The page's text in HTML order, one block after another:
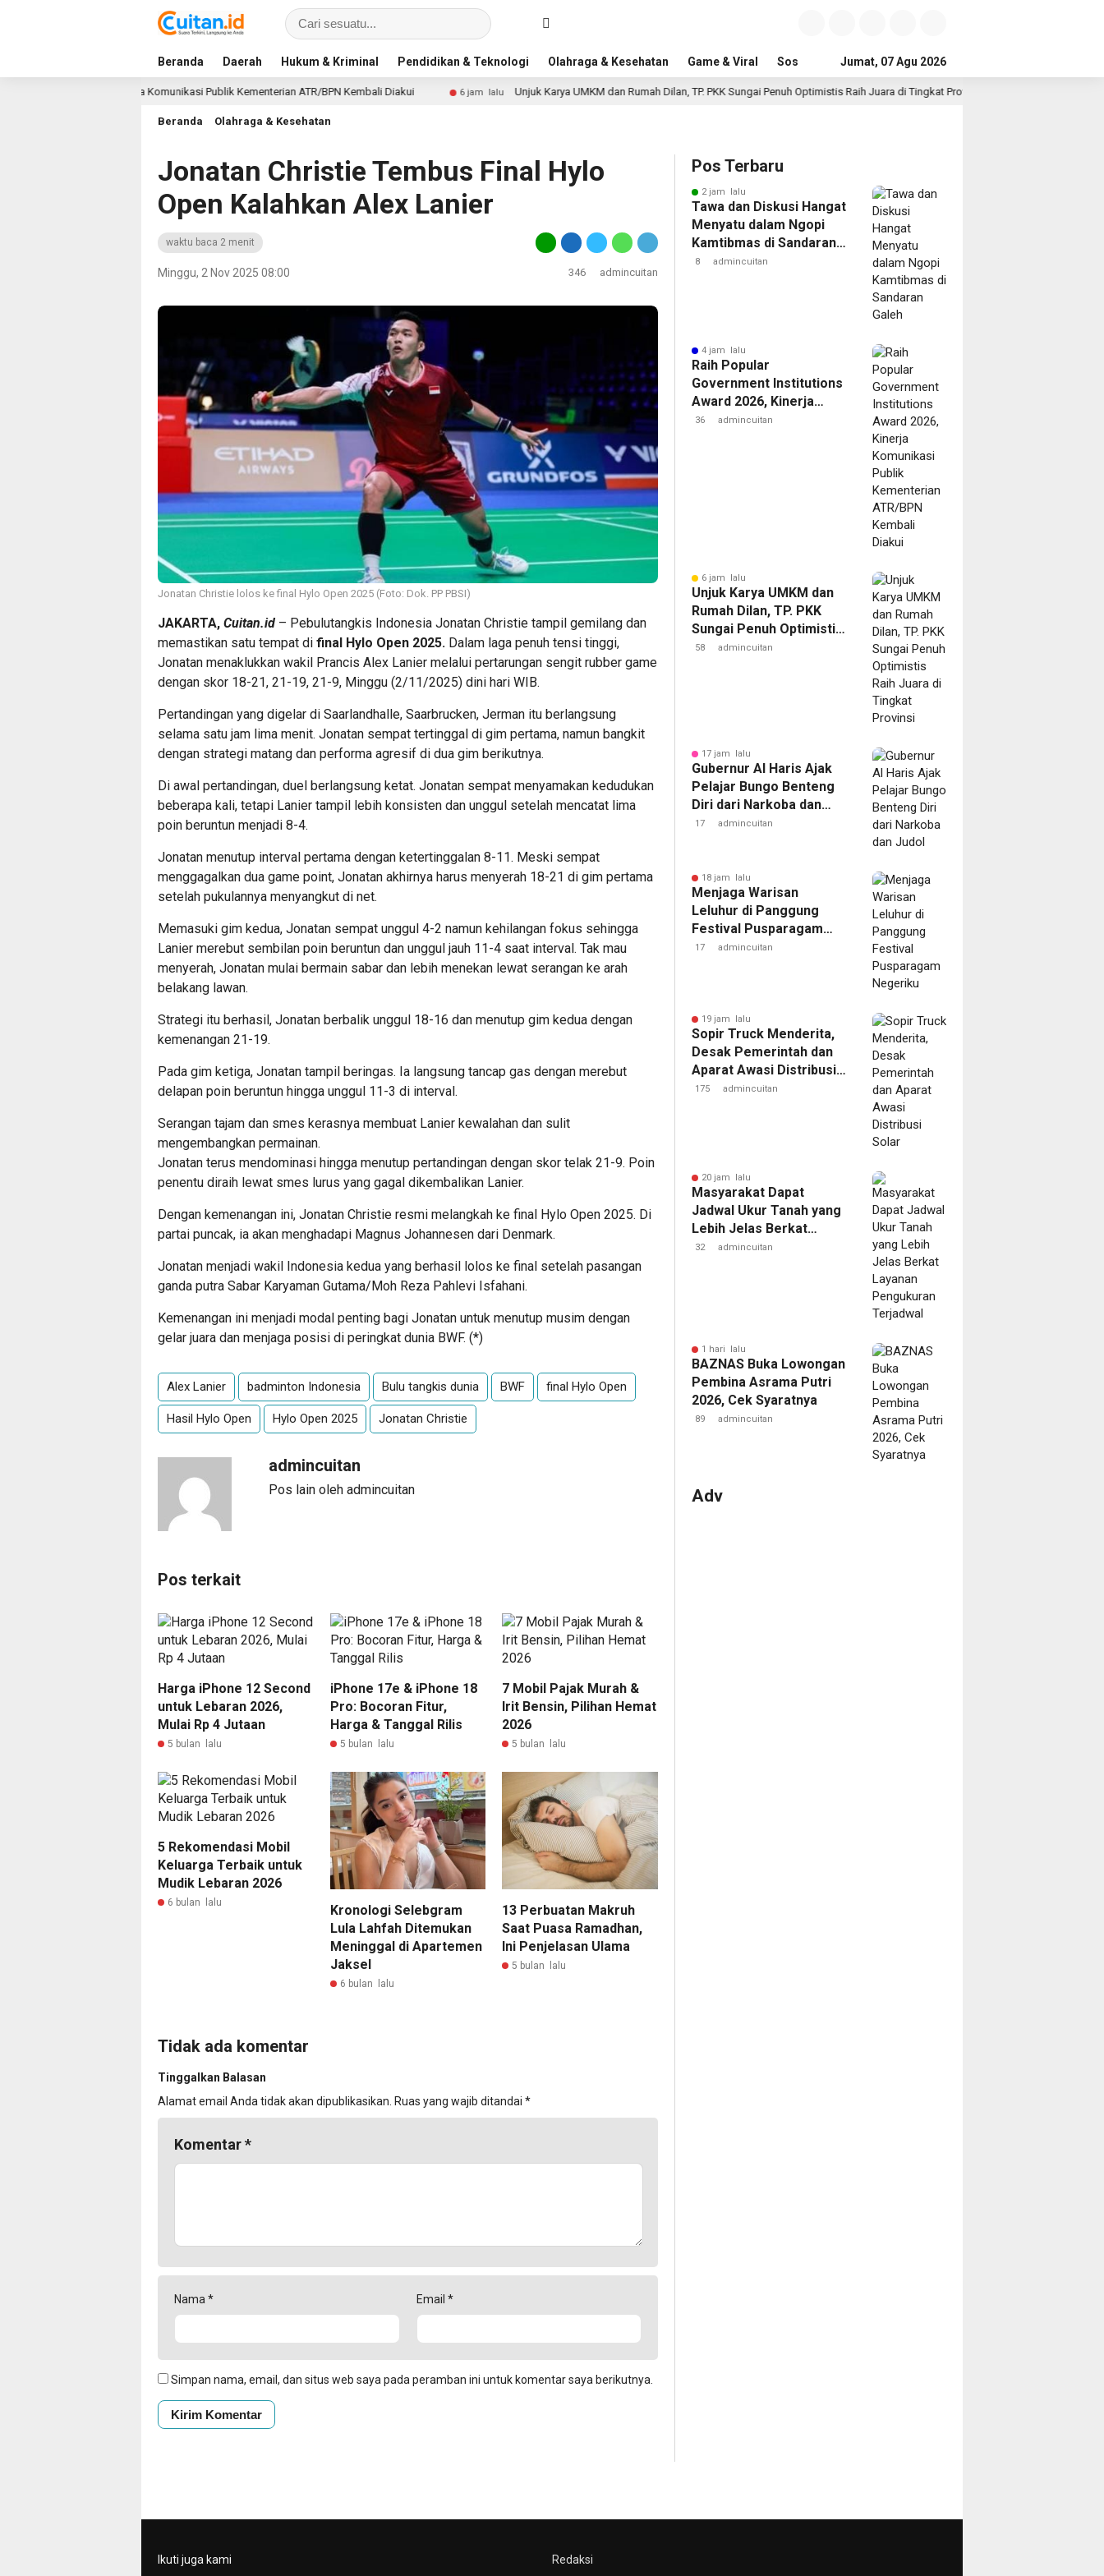
Beranda Daerah Hukum & Kriminal Pendidikan & Teknologi Olahraga & Kesehatan Game & Viral Sosial & Budaya Pemerintahan & Politik
Jumat, 07 Agu 2026
2026, Kinerja Komunikasi Publik Kementerian ATR/BPN Kembali Diakui 6 jam lalu Unjuk Karya UMKM dan Rumah Dilan, TP. PKK Sungai Penuh Optimistis Raih Juara di Tingkat Provinsi
Beranda Olahraga & Kesehatan
Jonatan Christie Tembus Final Hylo
Open Kalahkan Alex Lanier
waktu baca 2 menit
Minggu, 2 Nov 2025 08:00 346 admincuitan
Jonatan Christie lolos ke final Hylo Open 2025 (Foto: Dok. PP PBSI)
JAKARTA, Cuitan.id – Pebulutangkis Indonesia Jonatan Christie tampil gemilang dan
memastikan satu tempat di final Hylo Open 2025. Dalam laga penuh tensi tinggi,
Jonatan menaklukkan wakil Prancis Alex Lanier melalui pertarungan sengit rubber game
dengan skor 18-21, 21-19, 21-9, Minggu (2/11/2025) dini hari WIB.
Pertandingan yang digelar di Saarlandhalle, Saarbrucken, Jerman itu berlangsung
selama satu jam lima menit. Jonatan sempat tertinggal di gim pertama, namun bangkit
dengan strategi matang dan performa agresif di dua gim berikutnya.
Di awal pertandingan, duel berlangsung ketat. Jonatan sempat menyamakan kedudukan
beberapa kali, tetapi Lanier tampil lebih konsisten dan unggul setelah mencatat lima
poin beruntun menjadi 8-4.
Jonatan menutup interval pertama dengan ketertinggalan 8-11. Meski sempat
menggagalkan dua game point, Jonatan akhirnya harus menyerah 18-21 di gim pertama
setelah pukulannya menyangkut di net.
Memasuki gim kedua, Jonatan sempat unggul 4-2 namun kehilangan fokus sehingga
Lanier merebut sembilan poin beruntun dan unggul jauh 11-4 saat interval. Tak mau
menyerah, Jonatan mulai bermain sabar dan lebih menekan lewat serangan ke arah
belakang lawan.
Strategi itu berhasil, Jonatan berbalik unggul 18-16 dan menutup gim kedua dengan
kemenangan 21-19.
Pada gim ketiga, Jonatan tampil beringas. Ia langsung tancap gas dengan merebut
delapan poin beruntun hingga unggul 11-3 di interval.
Serangan tajam dan smes kerasnya membuat Lanier kewalahan dan sulit
mengembangkan permainan.
Jonatan terus mendominasi hingga menutup pertandingan dengan skor telak 21-9. Poin
penentu diraih lewat smes lurus yang gagal dikembalikan Lanier.
Dengan kemenangan ini, Jonatan Christie resmi melangkah ke final Hylo Open 2025. Di
partai puncak, ia akan menghadapi Magnus Johannesen dari Denmark.
Jonatan menjadi wakil Indonesia kedua yang berhasil lolos ke final setelah pasangan
ganda putra Sabar Karyaman Gutama/Moh Reza Pahlevi Isfahani.
Kemenangan ini menjadi modal penting bagi Jonatan untuk menutup musim dengan
gelar juara dan menjaga posisi di peringkat dunia BWF. (*)
Alex Lanier badminton Indonesia Bulu tangkis dunia BWF final Hylo Open
Hasil Hylo Open Hylo Open 2025 Jonatan Christie
admincuitan
Pos lain oleh admincuitan
Pos terkait
Harga iPhone 12 Second
untuk Lebaran 2026,
Mulai Rp 4 Jutaan
5 bulan lalu
iPhone 17e & iPhone 18
Pro: Bocoran Fitur,
Harga & Tanggal Rilis
5 bulan lalu
7 Mobil Pajak Murah &
Irit Bensin, Pilihan Hemat
2026
5 bulan lalu
5 Rekomendasi Mobil
Keluarga Terbaik untuk
Mudik Lebaran 2026
6 bulan lalu
Kronologi Selebgram
Lula Lahfah Ditemukan
Meninggal di Apartemen
Jaksel
6 bulan lalu
13 Perbuatan Makruh
Saat Puasa Ramadhan,
Ini Penjelasan Ulama
5 bulan lalu
Tidak ada komentar
Tinggalkan Balasan
Alamat email Anda tidak akan dipublikasikan. Ruas yang wajib ditandai *
Komentar*
Nama * Email *
Simpan nama, email, dan situs web saya pada peramban ini untuk komentar saya berikutnya.
Pos Terbaru
2 jam lalu
Tawa dan Diskusi Hangat
Menyatu dalam Ngopi
Kamtibmas di Sandaran
Galeh
8 admincuitan
4 jam lalu
Raih Popular
Government Institutions
Award 2026, Kinerja
Komunikasi Publik
36 admincuitan
6 jam lalu
Unjuk Karya UMKM dan
Rumah Dilan, TP. PKK
Sungai Penuh Optimistis
Raih Juara di Tingkat
58 admincuitan
17 jam lalu
Gubernur Al Haris Ajak
Pelajar Bungo Benteng
Diri dari Narkoba dan
Judol
17 admincuitan
18 jam lalu
Menjaga Warisan
Leluhur di Panggung
Festival Pusparagam
Negeriku
17 admincuitan
19 jam lalu
Sopir Truck Menderita,
Desak Pemerintah dan
Aparat Awasi Distribusi
Solar
175 admincuitan
20 jam lalu
Masyarakat Dapat
Jadwal Ukur Tanah yang
Lebih Jelas Berkat
Layanan Pengukuran
32 admincuitan
1 hari lalu
BAZNAS Buka Lowongan
Pembina Asrama Putri
2026, Cek Syaratnya
89 admincuitan
Adv
Redaksi
Ikuti juga kami